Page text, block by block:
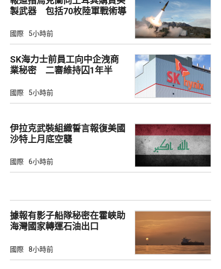
製武器 包括70枚陸軍戰術導
國際 5小時前
SK海力士前員工向中企洩商
業秘密 二審維持囚1年半
國際 5小時前
伊拉克武裝組織誓言報復美國
沙特上月底空襲
國際 6小時前
據報有影子船隊秘密在霍峽助
海灣國家轉運石油出口
國際 8小時前